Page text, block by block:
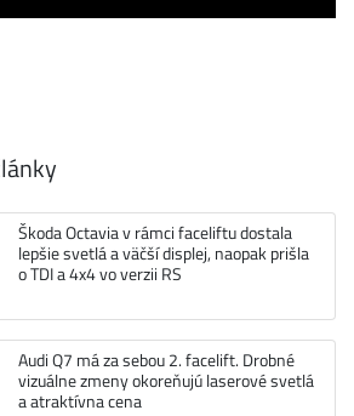
Škoda Octavia v rámci faceliftu dostala
lepšie svetlá a väčší displej, naopak prišla
o TDI a 4x4 vo verzii RS
Audi Q7 má za sebou 2. facelift. Drobné
vizuálne zmeny okoreňujú laserové svetlá
a atraktívna cena